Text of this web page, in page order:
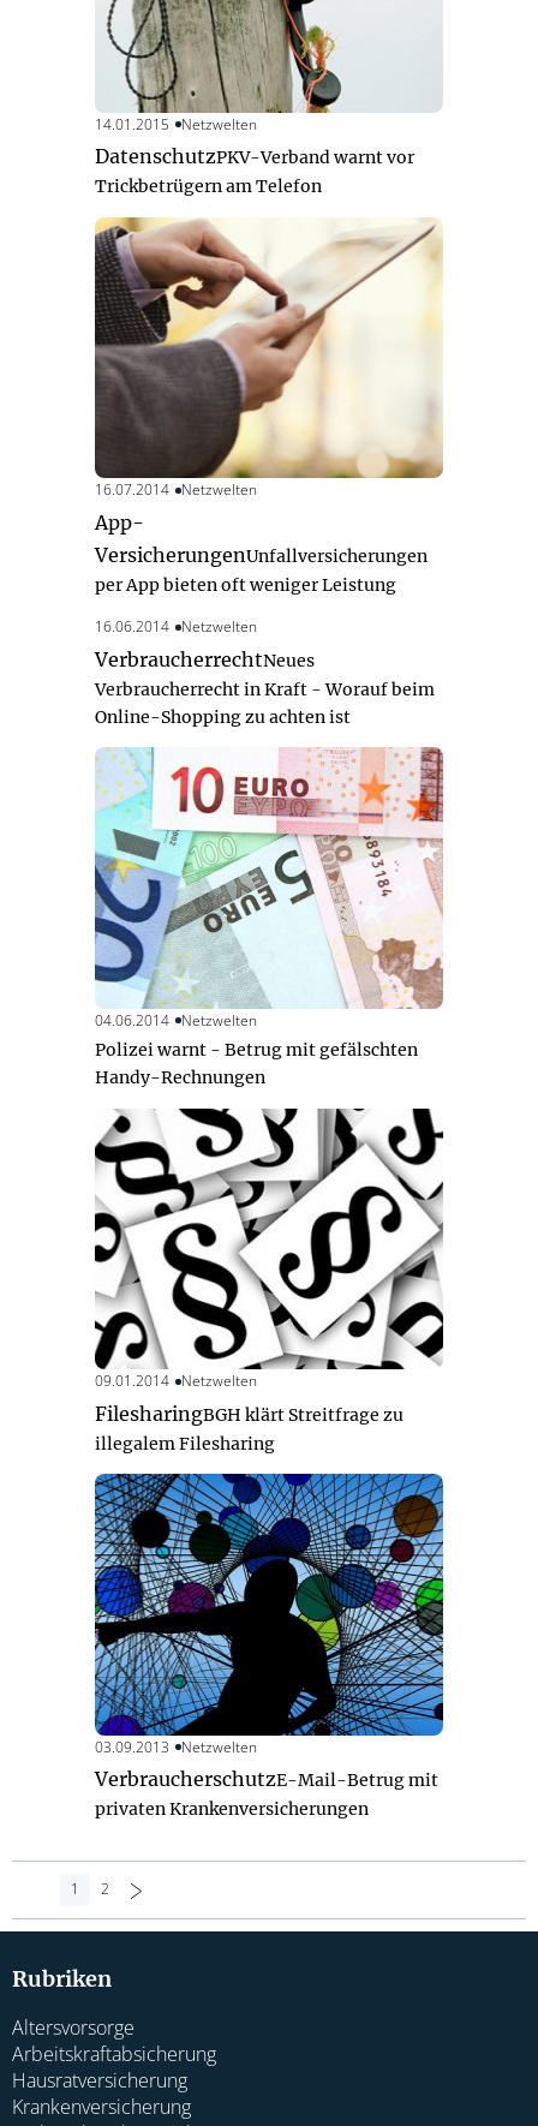
14.01.2015 Netzwelten
DatenschutzPKV-Verband warnt vor
Trickbetrügern am Telefon
16.07.2014 Netzwelten
App-
VersicherungenUnfallversicherungen
per App bieten oft weniger Leistung
16.06.2014 Netzwelten
VerbraucherrechtNeues
Verbraucherrecht in Kraft - Worauf beim
Online-Shopping zu achten ist
04.06.2014 Netzwelten
Polizei warnt - Betrug mit gefälschten
Handy-Rechnungen
09.01.2014 Netzwelten
FilesharingBGH klärt Streitfrage zu
illegalem Filesharing
03.09.2013 Netzwelten
VerbraucherschutzE-Mail-Betrug mit
privaten Krankenversicherungen
1 2 >
Rubriken
Altersvorsorge
Arbeitskraftabsicherung
Hausratversicherung
Krankenversicherung